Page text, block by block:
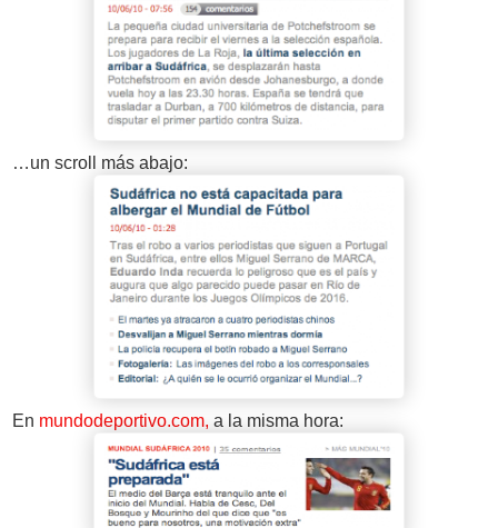
…un scroll más abajo:
En mundodeportivo.com, a la misma hora: